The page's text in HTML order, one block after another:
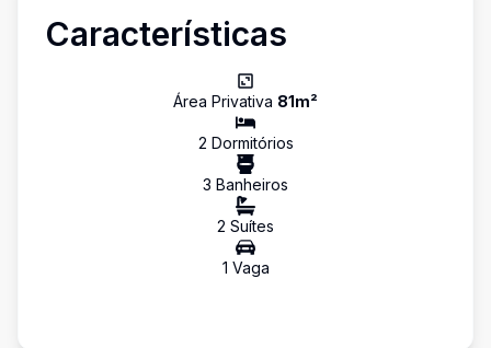
Características
Área Privativa 81m²
2 Dormitórios
3 Banheiros
2 Suítes
1 Vaga